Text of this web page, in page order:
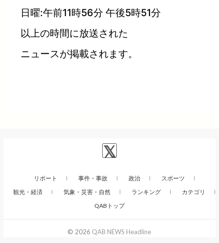
日曜:午前11時56分 午後5時51分
以上の時間に放送された
ニュースが掲載されます。
リポート 事件・事故 政治
スポーツ
観光・経済
気象・災害・自然 ランキング
カテゴリ
QABトップ
© 2026 QAB NEWS Headline